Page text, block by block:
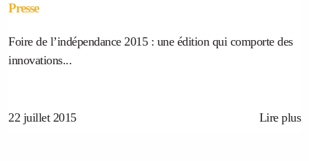
Presse
Foire de l’indépendance 2015 : une édition qui comporte des
innovations...
22 juillet 2015 Lire plus